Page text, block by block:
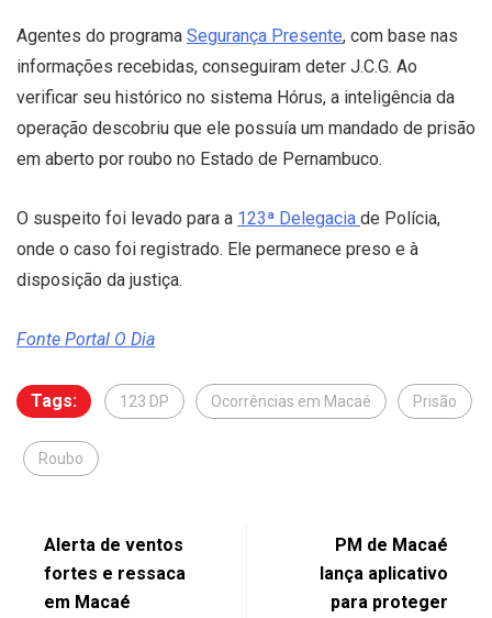
Agentes do programa Segurança Presente, com base nas
informações recebidas, conseguiram deter J.C.G. Ao
verificar seu histórico no sistema Hórus, a inteligência da
operação descobriu que ele possuía um mandado de prisão
em aberto por roubo no Estado de Pernambuco.
O suspeito foi levado para a 123ª Delegacia de Polícia,
onde o caso foi registrado. Ele permanece preso e à
disposição da justiça.
Fonte Portal O Dia
Tags: 123 DP Ocorrências em Macaé Prisão
Roubo
Alerta de ventos
fortes e ressaca
em Macaé
PM de Macaé
lança aplicativo
para proteger